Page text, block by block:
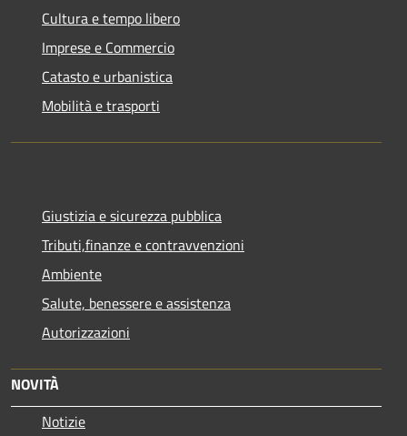
Cultura e tempo libero
Imprese e Commercio
Catasto e urbanistica
Mobilità e trasporti
Giustizia e sicurezza pubblica
Tributi,finanze e contravvenzioni
Ambiente
Salute, benessere e assistenza
Autorizzazioni
NOVITÀ
Notizie